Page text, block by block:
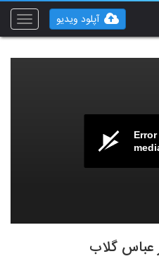
Toggle
آپلود ویدیو
عباس گلاب